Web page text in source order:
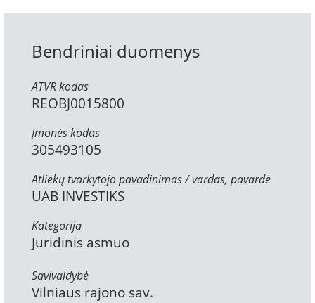
Bendriniai duomenys
ATVR kodas
REOBJ0015800
Įmonės kodas
305493105
Atliekų tvarkytojo pavadinimas / vardas, pavardė
UAB INVESTIKS
Kategorija
Juridinis asmuo
Savivaldybė
Vilniaus rajono sav.